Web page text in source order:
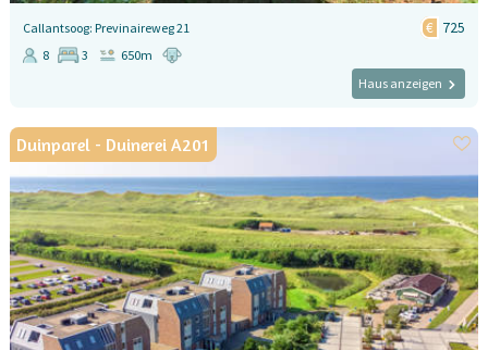
Callantsoog: Previnaireweg 21 725
8 3
650m
Haus anzeigen
Duinparel - Duinerei A201